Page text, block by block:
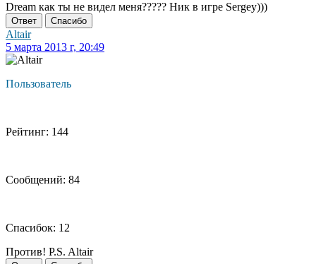
Dream как ты не видел меня????? Ник в игре Sergey)))
Ответ Спасибо
Altair
5 марта 2013 г, 20:49
Пользователь
Рейтинг: 144
Сообщений: 84
Спасибок: 12
Против! P.S. Altair